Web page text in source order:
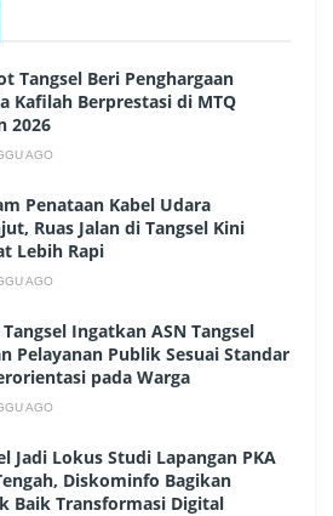
Tangsel Beri Penghargaan
Kafilah Berprestasi di MTQ
2026
AGO
Penataan Kabel Udara
Ruas Jalan di Tangsel Kini
Lebih Rapi
AGO
Ingatkan ASN Tangsel
Pelayanan Publik Sesuai Standar
pada Warga
AGO
Jadi Lokus Studi Lapangan PKA
Diskominfo Bagikan
Baik Transformasi Digital